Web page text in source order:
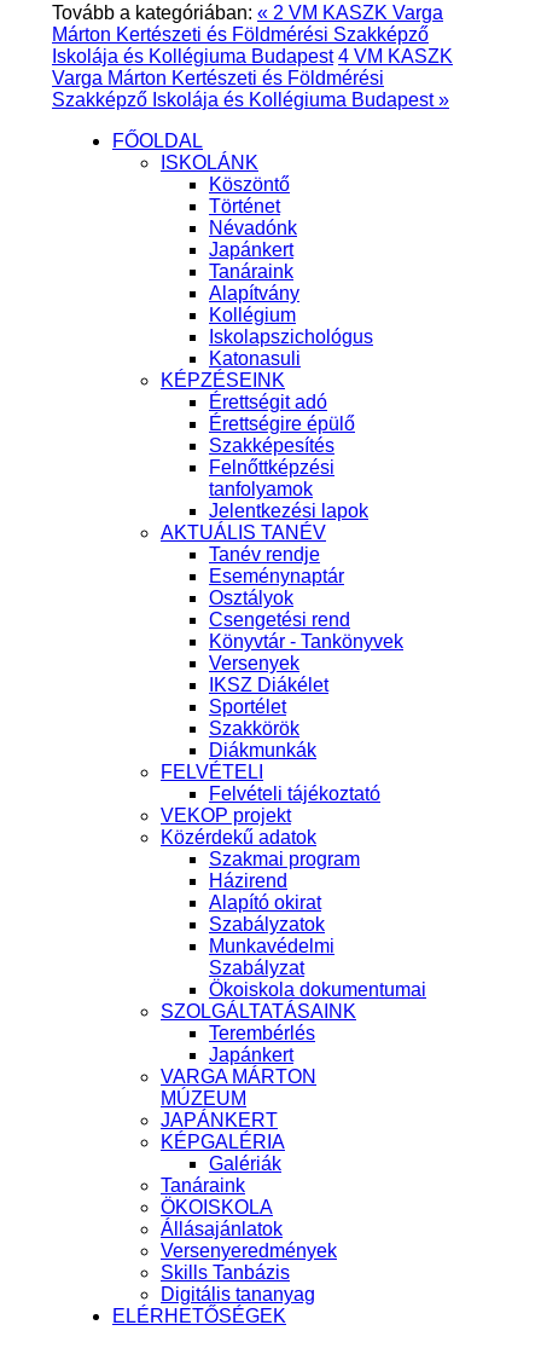
Tovább a kategóriában: « 2 VM KASZK Varga
Márton Kertészeti és Földmérési Szakképző
Iskolája és Kollégiuma Budapest 4 VM KASZK
Varga Márton Kertészeti és Földmérési
Szakképző Iskolája és Kollégiuma Budapest »
FŐOLDAL
ISKOLÁNK
Köszöntő
Történet
Névadónk
Japánkert
Tanáraink
Alapítvány
Kollégium
Iskolapszichológus
Katonasuli
KÉPZÉSEINK
Érettségit adó
Érettségire épülő
Szakképesítés
Felnőttképzési
tanfolyamok
Jelentkezési lapok
AKTUÁLIS TANÉV
Tanév rendje
Eseménynaptár
Osztályok
Csengetési rend
Könyvtár - Tankönyvek
Versenyek
IKSZ Diákélet
Sportélet
Szakkörök
Diákmunkák
FELVÉTELI
Felvételi tájékoztató
VEKOP projekt
Közérdekű adatok
Szakmai program
Házirend
Alapító okirat
Szabályzatok
Munkavédelmi
Szabályzat
Ökoiskola dokumentumai
SZOLGÁLTATÁSAINK
Terembérlés
Japánkert
VARGA MÁRTON
MÚZEUM
JAPÁNKERT
KÉPGALÉRIA
Galériák
Tanáraink
ÖKOISKOLA
Állásajánlatok
Versenyeredmények
Skills Tanbázis
Digitális tananyag
ELÉRHETŐSÉGEK